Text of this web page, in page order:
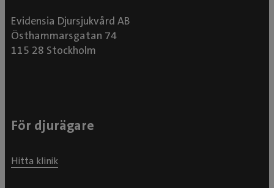
Evidensia Djursjukvård AB
Östhammarsgatan 74
115 28 Stockholm
För djurägare
Hitta klinik